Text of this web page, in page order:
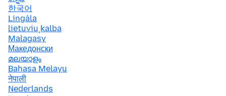
한국어
Lingála
lietuvių kalba
Malagasy
Македонски
മലയാളം
Bahasa Melayu
नेपाली
Nederlands